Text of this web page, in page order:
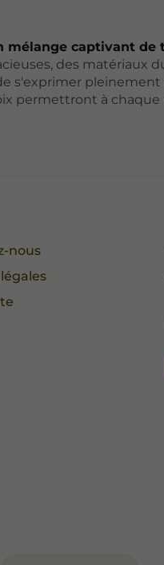
mélange captivant de
des matériaux
s'exprimer pleinement
permettront à chaque
nous